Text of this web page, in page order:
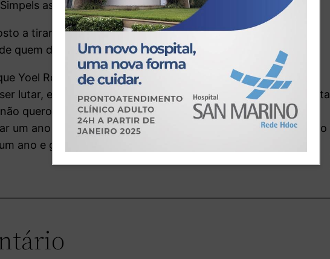
assim.
a tirar a disputa do título da categoria de St-Pierre e
quem disse não ter medo.
Yoel Romero receberá a disputa de cinturão. Eu não tenho
lutar, então é claro que temos um grande evento aí. Essa luta
quero ficar parado esperando. Não é ele que decide nada.
um ano até que Georges St-Pierre queira me enfrentar. Posso
ano e ganhar a mesma coisa.